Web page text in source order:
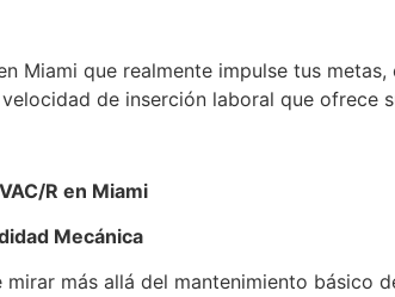
Miami que realmente impulse tus
de inserción laboral que ofrece
R en Miami
Mecánica
más allá del mantenimiento básico